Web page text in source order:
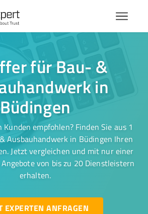
für Bau- &
in
Büdingen
empfohlen? Finden Sie aus 1
Ausbauhandwerk in Büdingen Ihren
Jetzt vergleichen und mit nur einer
von bis zu 20 Dienstleistern
erhalten.
EXPERTEN ANFRAGEN